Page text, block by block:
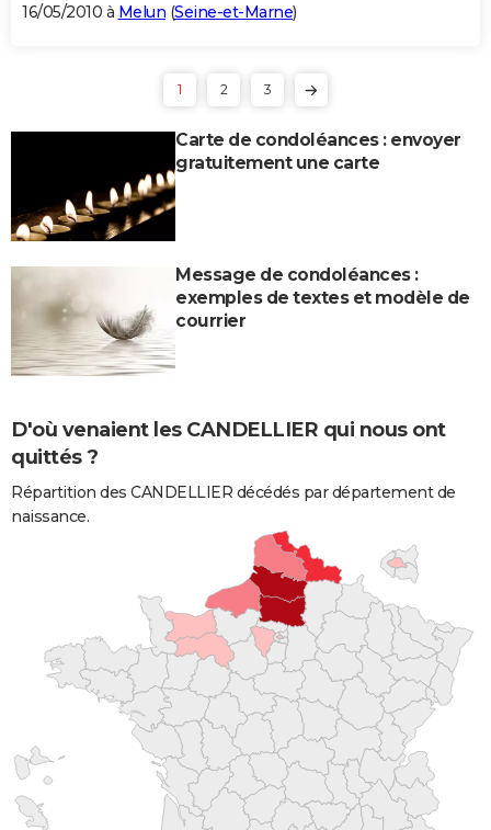
16/05/2010 à Melun (Seine-et-Marne)
1 2 3
Carte de condoléances : envoyer
gratuitement une carte
Message de condoléances :
exemples de textes et modèle de
courrier
D'où venaient les CANDELLIER qui nous ont
quittés ?
Répartition des CANDELLIER décédés par département de
naissance.